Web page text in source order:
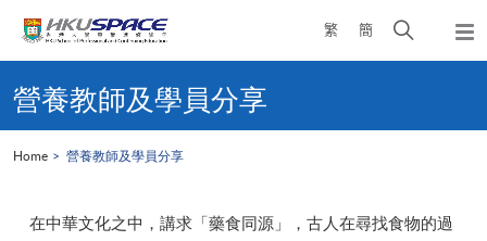
繁 簡
Open
search
content
start營養教師及學員分享
Home 營養教師及學員分享
在中華文化之中，講求「藥食同源」，古人在尋找食物的過